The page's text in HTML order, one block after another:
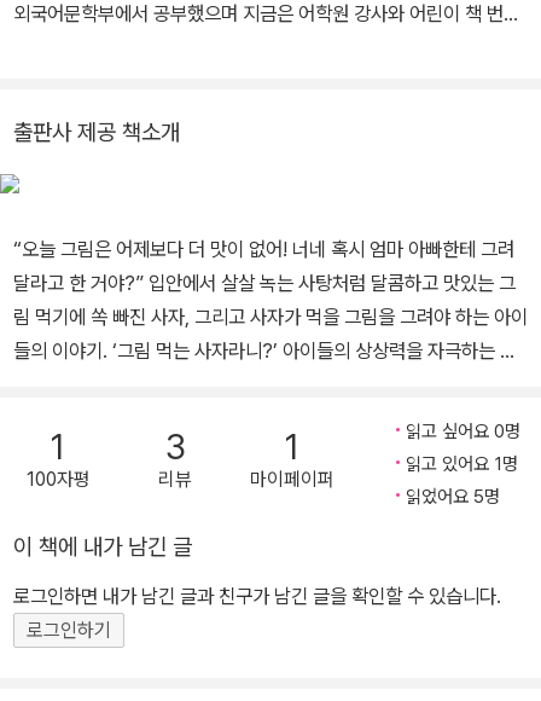
외국어문학부에서 공부했으며 지금은 어학원 강사와 어린이 책 번역
출판사 제공 책소개
“오늘 그림은 어제보다 더 맛이 없어! 너네 혹시 엄마 아빠한테 그려
달라고 한 거야?” 입안에서 살살 녹는 사탕처럼 달콤하고 맛있는 그
림 먹기에 쏙 빠진 사자, 그리고 사자가 먹을 그림을 그려야 하는 아이
들의 이야기. ‘그림 먹는 사자라니?’ 아이들의 상상력을 자극하는 새
줄게요. 그림을 먹는 사자가 있다면 믿으시겠어요? 세상에 닭고기,
쇠고기도 아니고 그림을 먹는 사자라니 너무 놀랍죠? 그것도 아이들
이 그린 신선한 그림만 골라서 먹는대요. 애들이 그린 그림만 보면 군
게 상상을 초월하는 사자와 사자가 먹을 그림을 강제로 그려야 하는
아이들이 펼치는 재미있는 이야기예요. 아이들이 그린 그림을 쩝쩝
맛있게 먹어 치우는 사자는 무서워 보일 때도 있지만(아이들이 그림
그리는 걸 감시할 때), 대부분 심드렁하거나(우는 아이를 지켜볼 때),
1
100자평
3
리뷰
1
마이페이퍼
읽고 싶어요 0명
읽고 있어요 1명
읽었어요 5명
이 책에 내가 남긴 글
로그인하면 내가 남긴 글과 친구가 남긴 글을 확인할 수 있습니다.
로그인하기